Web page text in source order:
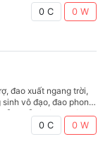
, nhìn kiếm đoán được
0 C 0W
đao xuất ngang trời,
vô đạo, đao phong
nghễ. Thông thiên
ra, duy ngã độc
0 C 0W